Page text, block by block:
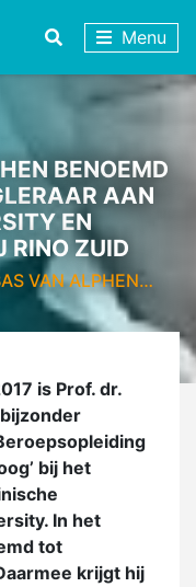
Menu
BENOEMD
AAN
EN
RINO ZUID
VAN ALPHEN…
is Prof. dr.
bij het
In het
tot
krijgt hij